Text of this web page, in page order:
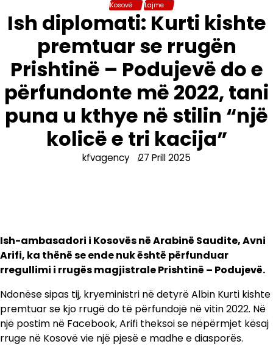
Kosovë Lajme
Ish diplomati: Kurti kishte
premtuar se rrugën
Prishtinë – Podujevë do e
përfundonte më 2022, tani
puna u kthye në stilin “një
kolicë e tri kacija”
kfvagency 27 Prill 2025
Ish-ambasadori i Kosovës në Arabinë Saudite, Avni
Arifi, ka thënë se ende nuk është përfunduar
rregullimi i rrugës magjistrale Prishtinë – Podujevë.
Ndonëse sipas tij, kryeministri në detyrë Albin Kurti kishte
premtuar se kjo rrugë do të përfundojë në vitin 2022. Në
një postim në Facebook, Arifi theksoi se nëpërmjet kësaj
rruge në Kosovë vie një pjesë e madhe e diasporës.